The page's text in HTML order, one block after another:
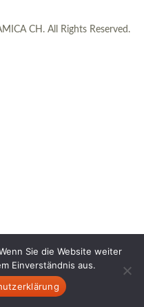
CH. All Rights Reserved.
Sie die Website weiter
Einverständnis aus.